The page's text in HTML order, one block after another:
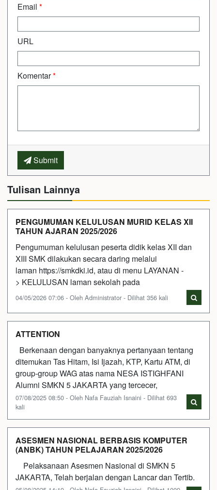
Email *
URL
Komentar*
Submit
Tulisan Lainnya
PENGUMUMAN KELULUSAN MURID KELAS XII
TAHUN AJARAN 2025/2026
Pengumuman kelulusan peserta didik kelas XII dan
XIII SMK dilakukan secara daring melalui
laman https://smkdki.id, atau di menu LAYANAN -
> KELULUSAN laman sekolah pada
04/05/2026 07:06 - Oleh Administrator - Dilihat 356 kali
ATTENTION
Berkenaan dengan banyaknya pertanyaan tentang
ditemukan Tas Hitam, Isi Ijazah, KTP, Kartu ATM, di
group-group WAG atas nama NESA ISTIGHFANI
Alumni SMKN 5 JAKARTA yang tercecer,
07/08/2025 08:50 - Oleh Nafa Fauziah Isnaini - Dilihat 693
kali
ASESMEN NASIONAL BERBASIS KOMPUTER
(ANBK) TAHUN PELAJARAN 2025/2026
Pelaksanaan Asesmen Nasional di SMKN 5
JAKARTA, Telah berjalan dengan Lancar dan Tertib.